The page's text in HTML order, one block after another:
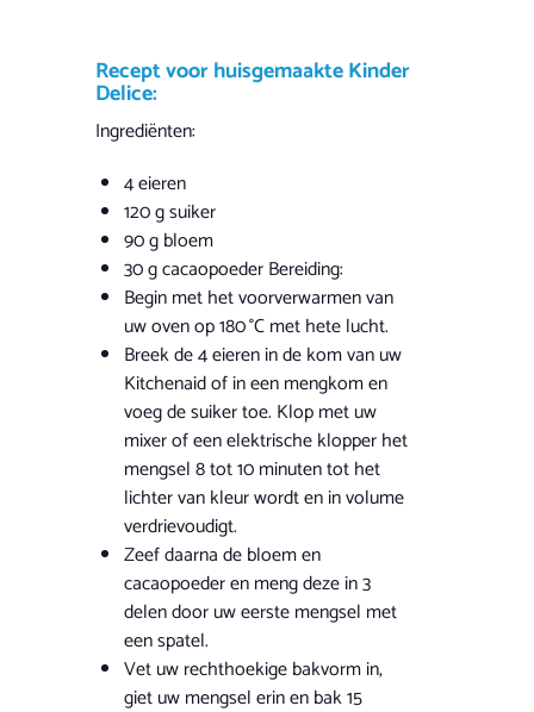
Recept voor huisgemaakte Kinder
Delice:
Ingrediënten:
4 eieren
120 g suiker
90 g bloem
30 g cacaopoeder Bereiding:
Begin met het voorverwarmen van
uw oven op 180 °C met hete lucht.
Breek de 4 eieren in de kom van uw
Kitchenaid of in een mengkom en
voeg de suiker toe. Klop met uw
mixer of een elektrische klopper het
mengsel 8 tot 10 minuten tot het
lichter van kleur wordt en in volume
verdrievoudigt.
Zeef daarna de bloem en
cacaopoeder en meng deze in 3
delen door uw eerste mengsel met
een spatel.
Vet uw rechthoekige bakvorm in,
giet uw mengsel erin en bak 15